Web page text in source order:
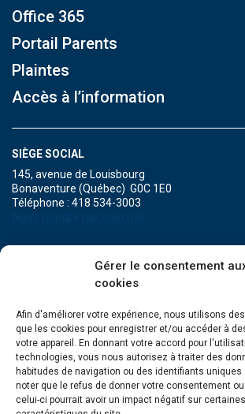
Gérer le consentement
cookies
Afin d'améliorer votre expérience, nous utilisons
que les cookies pour enregistrer et/ou accéder à
votre appareil. En donnant votre accord pour
technologies, vous nous autorisez à traiter des
habitudes de navigation ou des identifiants
noter que le refus de donner votre consentement
celui-ci pourrait avoir un impact négatif sur
Office 365
Portail Parents
Plaintes
Accès à l’information
SIÈGE SOCIAL
145, avenue de Louisbourg
Bonaventure (Québec) G0C 1E0
Téléphone : 418 534-3003
471A, boulevard Perron
Maria (Québec) G0C 1Y0
POINT DE SERVICE DE GRANDE-RIVIÈRE
134, Grande Allée Est
Grande-Rivière (Québec) G0C 1V0
Téléphone : 418 385-3499